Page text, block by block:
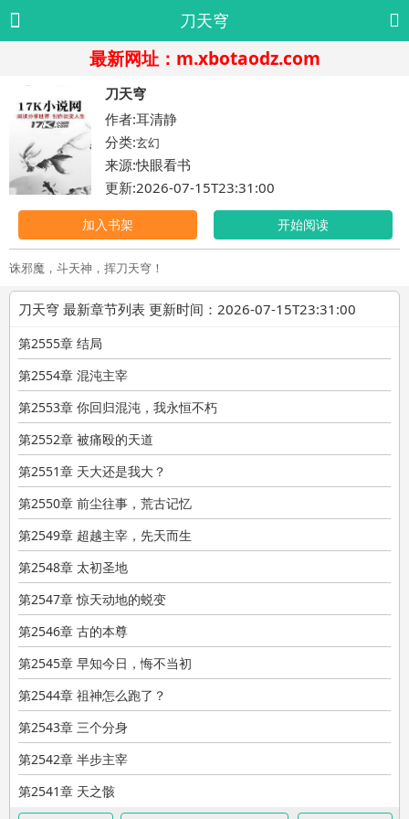
刀天穹
最新网址：m.xbotaodz.com
刀天穹
作者:耳清静
分类:玄幻
来源:快眼看书
更新:2026-07-15T23:31:00
加入书架 开始阅读
诛邪魔，斗天神，挥刀天穹！
刀天穹 最新章节列表 更新时间：2026-07-15T23:31:00
第2555章 结局
第2554章 混沌主宰
第2553章 你回归混沌，我永恒不朽
第2552章 被痛殴的天道
第2551章 天大还是我大？
第2550章 前尘往事，荒古记忆
第2549章 超越主宰，先天而生
第2548章 太初圣地
第2547章 惊天动地的蜕变
第2546章 古的本尊
第2545章 早知今日，悔不当初
第2544章 祖神怎么跑了？
第2543章 三个分身
第2542章 半步主宰
第2541章 天之骸